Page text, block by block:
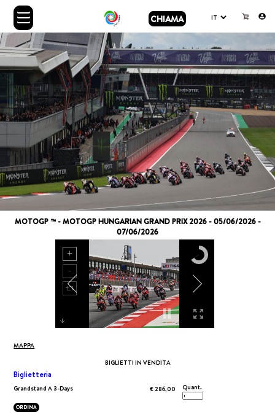
CHIAMA
MOTOGP ™ - MOTOGP HUNGARIAN GRAND PRIX 2026 - 05/06/2026 -
07/06/2026
MAPPA
BIGLIETTI IN VENDITA
Biglietteria
Grandstand A 3-Days € 286,00 Quant.
ORDINA